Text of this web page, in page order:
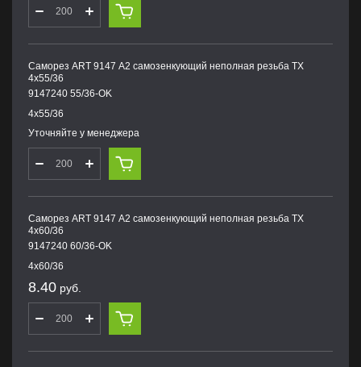
Саморез ART 9147 А2 самозенкующий неполная резьба TX
4х55/36
9147240 55/36-OK
4х55/36
Уточняйте у менеджера
Саморез ART 9147 А2 самозенкующий неполная резьба TX
4х60/36
9147240 60/36-OK
4х60/36
8.40 руб.